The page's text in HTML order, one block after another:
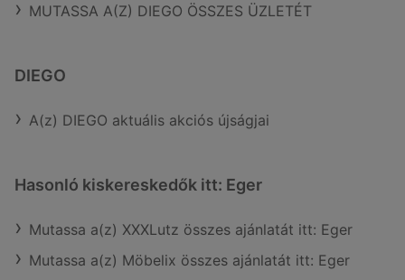
MUTASSA A(Z) DIEGO ÖSSZES ÜZLETÉT
DIEGO
A(z) DIEGO aktuális akciós újságjai
Hasonló kiskereskedők itt: Eger
Mutassa a(z) XXXLutz összes ajánlatát itt: Eger
Mutassa a(z) Möbelix összes ajánlatát itt: Eger